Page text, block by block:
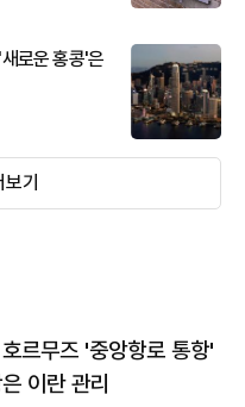
로운 홍콩'은
보기
르무즈 '중앙항로 통항'
이란 관리